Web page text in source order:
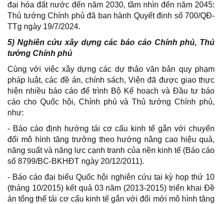
đại hóa đất nước đến năm 2030, tầm nhìn đến năm 2045:
Thủ tướng Chính phủ đã ban hành Quyết định số 700/QĐ-
TTg ngày 19/7/2024.
5) Nghiên cứu xây dựng các báo cáo Chính phủ, Thủ
tướng Chính phủ
Cùng với việc xây dựng các dự thảo văn bản quy phạm
pháp luật, các đề án, chính sách, Viện đã được giao thực
hiện nhiều báo cáo để trình Bộ Kế hoạch và Đầu tư báo
cáo cho Quốc hội, Chính phủ và Thủ tướng Chính phủ,
như:
- Báo cáo định hướng tái cơ cấu kinh tế gắn với chuyển
đổi mô hình tăng trưởng theo hướng nâng cao hiệu quả,
năng suất và năng lực cạnh tranh của nền kinh tế (Báo cáo
số 8799/BC-BKHĐT ngày 20/12/2011).
- Báo cáo đại biểu Quốc hội nghiên cứu tại kỳ họp thứ 10
(tháng 10/2015) kết quả 03 năm (2013-2015) triển khai Đề
án tổng thể tái cơ cấu kinh tế gắn với đổi mới mô hình tăng